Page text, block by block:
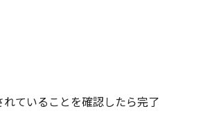
ていることを確認したら完了